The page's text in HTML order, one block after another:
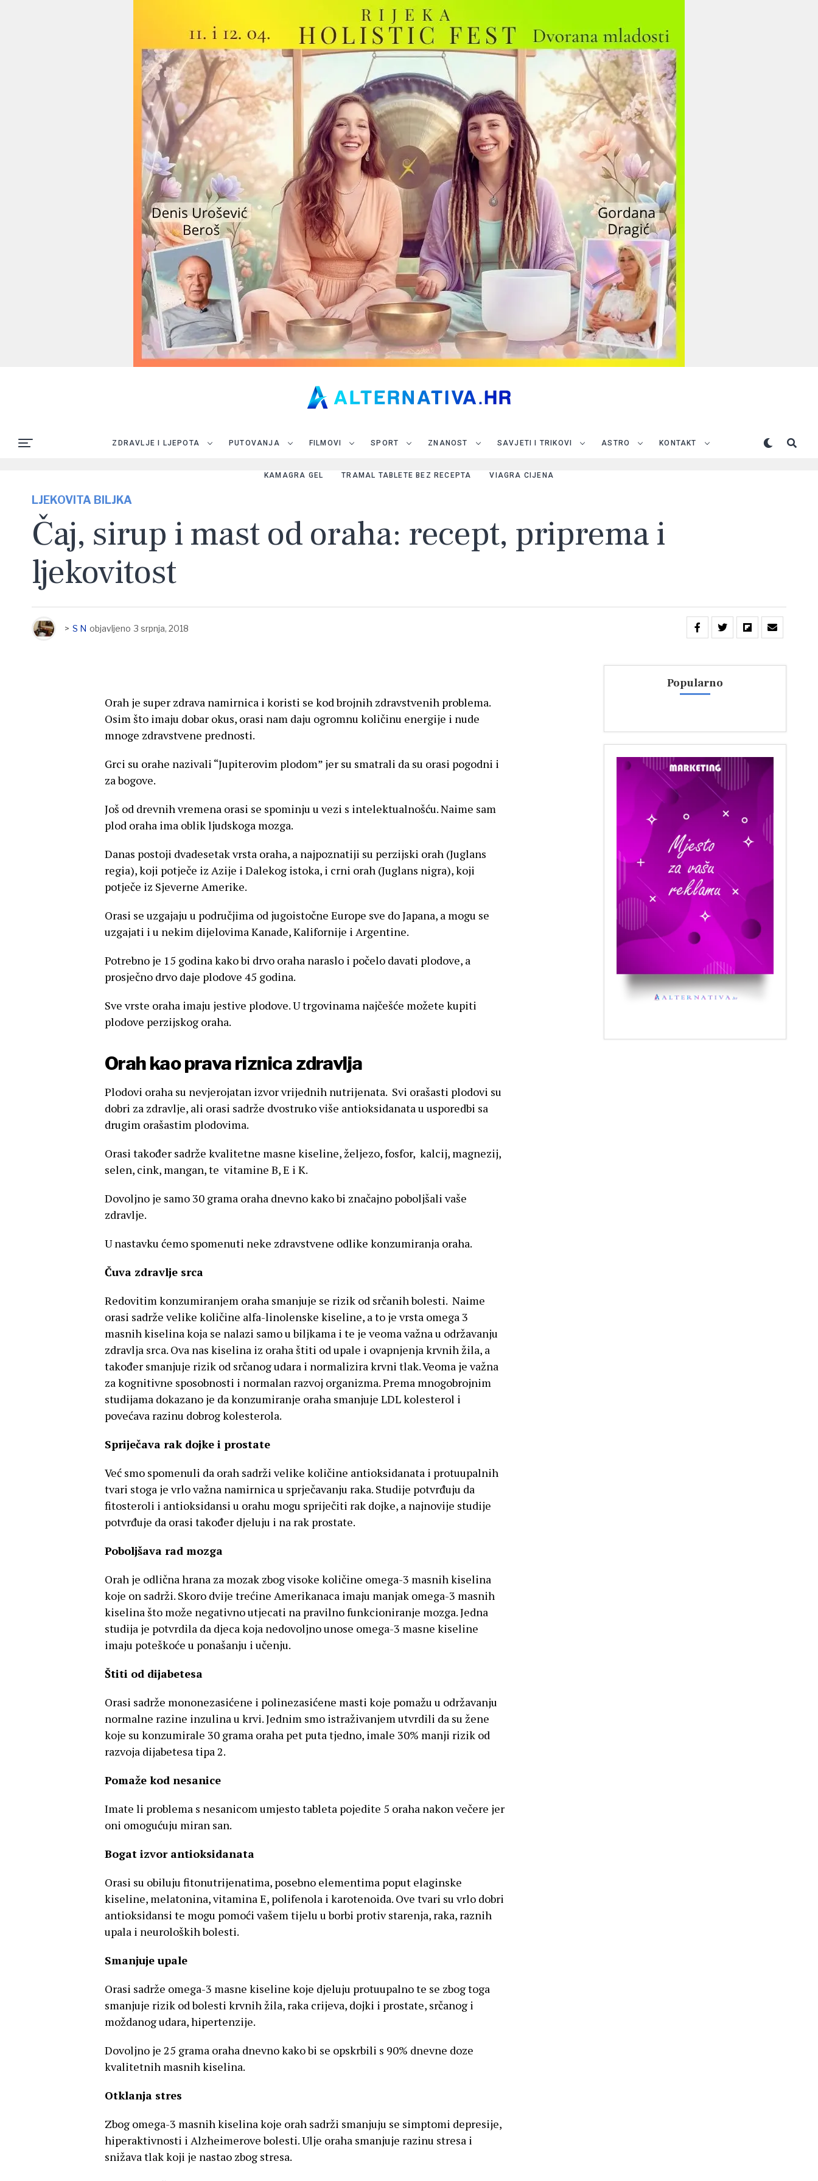
ZDRAVLJE I LJEPOTA PUTOVANJA FILMOVI SPORT ZNANOST SAVJETI I TRIKOVI ASTRO KONTAKT
KAMAGRA GEL TRAMAL TABLETE BEZ RECEPTA VIAGRA CIJENA
LJEKOVITA BILJKA
Čaj, sirup i mast od oraha: recept, priprema i
ljekovitost
> S N objavljeno 3 srpnja, 2018
Orah je super zdrava namirnica i koristi se kod brojnih zdravstvenih problema.
Osim što imaju dobar okus, orasi nam daju ogromnu količinu energije i nude
mnoge zdravstvene prednosti.
Grci su orahe nazivali “Jupiterovim plodom” jer su smatrali da su orasi pogodni i
za bogove.
Još od drevnih vremena orasi se spominju u vezi s intelektualnošću. Naime sam
plod oraha ima oblik ljudskoga mozga.
Danas postoji dvadesetak vrsta oraha, a najpoznatiji su perzijski orah (Juglans
regia), koji potječe iz Azije i Dalekog istoka, i crni orah (Juglans nigra), koji
potječe iz Sjeverne Amerike.
Orasi se uzgajaju u područjima od jugoistočne Europe sve do Japana, a mogu se
uzgajati i u nekim dijelovima Kanade, Kalifornije i Argentine.
Potrebno je 15 godina kako bi drvo oraha naraslo i počelo davati plodove, a
prosječno drvo daje plodove 45 godina.
Sve vrste oraha imaju jestive plodove. U trgovinama najčešće možete kupiti
plodove perzijskog oraha.
Orah kao prava riznica zdravlja
Plodovi oraha su nevjerojatan izvor vrijednih nutrijenata. Svi orašasti plodovi su
dobri za zdravlje, ali orasi sadrže dvostruko više antioksidanata u usporedbi sa
drugim orašastim plodovima.
Orasi također sadrže kvalitetne masne kiseline, željezo, fosfor, kalcij, magnezij,
selen, cink, mangan, te vitamine B, E i K.
Dovoljno je samo 30 grama oraha dnevno kako bi značajno poboljšali vaše
zdravlje.
U nastavku ćemo spomenuti neke zdravstvene odlike konzumiranja oraha.
Čuva zdravlje srca
Redovitim konzumiranjem oraha smanjuje se rizik od srčanih bolesti. Naime
orasi sadrže velike količine alfa-linolenske kiseline, a to je vrsta omega 3
masnih kiselina koja se nalazi samo u biljkama i te je veoma važna u održavanju
zdravlja srca. Ova nas kiselina iz oraha štiti od upale i ovapnjenja krvnih žila, a
također smanjuje rizik od srčanog udara i normalizira krvni tlak. Veoma je važna
za kognitivne sposobnosti i normalan razvoj organizma. Prema mnogobrojnim
studijama dokazano je da konzumiranje oraha smanjuje LDL kolesterol i
povećava razinu dobrog kolesterola.
Spriječava rak dojke i prostate
Već smo spomenuli da orah sadrži velike količine antioksidanata i protuupalnih
tvari stoga je vrlo važna namirnica u sprječavanju raka. Studije potvrđuju da
fitosteroli i antioksidansi u orahu mogu spriječiti rak dojke, a najnovije studije
potvrđuje da orasi također djeluju i na rak prostate.
Poboljšava rad mozga
Orah je odlična hrana za mozak zbog visoke količine omega-3 masnih kiselina
koje on sadrži. Skoro dvije trećine Amerikanaca imaju manjak omega-3 masnih
kiselina što može negativno utjecati na pravilno funkcioniranje mozga. Jedna
studija je potvrdila da djeca koja nedovoljno unose omega-3 masne kiseline
imaju poteškoće u ponašanju i učenju.
Štiti od dijabetesa
Orasi sadrže mononezasićene i polinezasićene masti koje pomažu u održavanju
normalne razine inzulina u krvi. Jednim smo istraživanjem utvrdili da su žene
koje su konzumirale 30 grama oraha pet puta tjedno, imale 30% manji rizik od
razvoja dijabetesa tipa 2.
Pomaže kod nesanice
Imate li problema s nesanicom umjesto tableta pojedite 5 oraha nakon večere jer
oni omogućuju miran san.
Bogat izvor antioksidanata
Orasi su obiluju fitonutrijenatima, posebno elementima poput elaginske
kiseline, melatonina, vitamina E, polifenola i karotenoida. Ove tvari su vrlo dobri
antioksidansi te mogu pomoći vašem tijelu u borbi protiv starenja, raka, raznih
upala i neuroloških bolesti.
Smanjuje upale
Orasi sadrže omega-3 masne kiseline koje djeluju protuupalno te se zbog toga
smanjuje rizik od bolesti krvnih žila, raka crijeva, dojki i prostate, srčanog i
moždanog udara, hipertenzije.
Dovoljno je 25 grama oraha dnevno kako bi se opskrbili s 90% dnevne doze
kvalitetnih masnih kiselina.
Otklanja stres
Zbog omega-3 masnih kiselina koje orah sadrži smanjuju se simptomi depresije,
hiperaktivnosti i Alzheimerove bolesti. Ulje oraha smanjuje razinu stresa i
snižava tlak koji je nastao zbog stresa.
Popularno